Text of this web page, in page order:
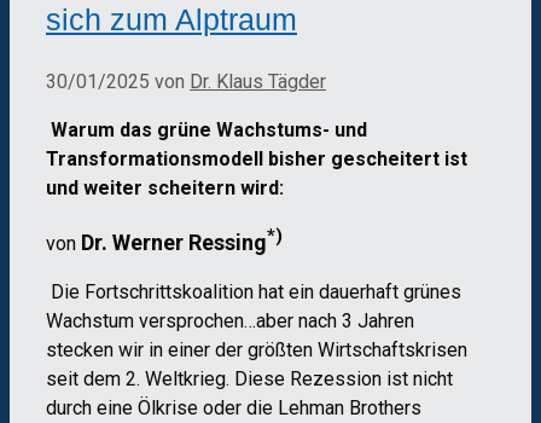
sich zum Alptraum
30/01/2025 von Dr. Klaus Tägder
Warum das grüne Wachstums- und
Transformationsmodell bisher gescheitert ist
und weiter scheitern wird:
von Dr. Werner Ressing*)
Die Fortschrittskoalition hat ein dauerhaft grünes
Wachstum versprochen…aber nach 3 Jahren
stecken wir in einer der größten Wirtschaftskrisen
seit dem 2. Weltkrieg. Diese Rezession ist nicht
durch eine Ölkrise oder die Lehman Brothers